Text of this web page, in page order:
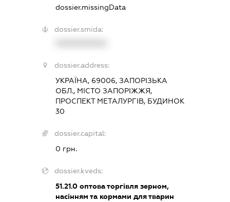
dossier.missingData
dossier.smida:
dossier.address:
УКРАЇНА, 69006, ЗАПОРІЗЬКА
ОБЛ., МІСТО ЗАПОРІЖЖЯ,
ПРОСПЕКТ МЕТАЛУРГІВ, БУДИНОК
30
dossier.capital:
0 грн.
dossier.kveds:
51.21.0 оптова торгівля зерном,
насінням та кормами для тварин